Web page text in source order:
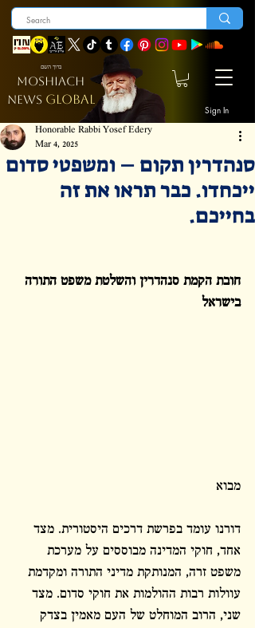
MOSHIACH
NEWS GLOBAL
Sign In
ברוך השם
סנהדרין תקום – ומשפטי סדום
ייכחדו. כבר תראו את זה
בחייכם.
Honorable Rabbi Yosef Edery
Mar 4, 2025
חובת הקמת סנהדרין והשלטת משפט התורה
בישראל
מבוא
דורנו עומד בפרשת דרכים היסטורית. מצד
אחד, חוקי המדינה מבוססים על מערכת
משפט זרה, המנותקת מדיני התורה ומקדמת
עוולות רבות ההולמות את חוקי סדום. מצד
שני, הרוב המוחלט של העם מאמין בצדק